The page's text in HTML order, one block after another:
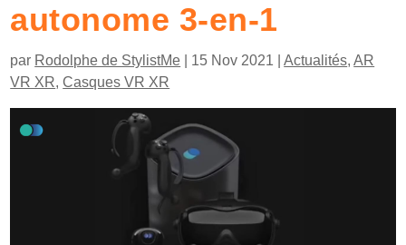
autonome 3-en-1
par Rodolphe de StylistMe 15 Nov 2021 |Actualités,AR
VR XR,Casques VR XR